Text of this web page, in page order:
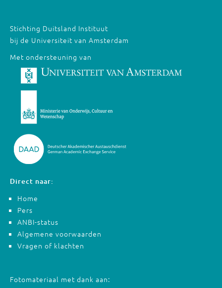
Stichting Duitsland Instituut
bij de Universiteit van Amsterdam
Met ondersteuning van
Direct naar:
Home
Pers
ANBI-status
Algemene voorwaarden
Vragen of klachten
Fotomateriaal met dank aan: